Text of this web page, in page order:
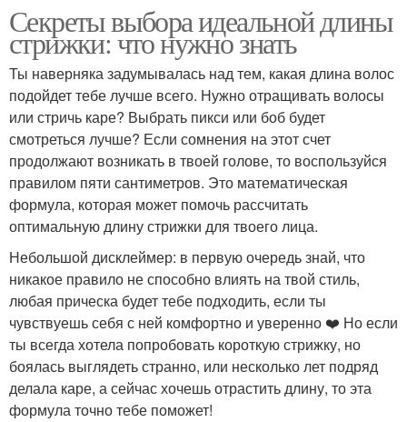
Секреты выбора идеальной длины
стрижки: что нужно знать
Ты наверняка задумывалась над тем, какая длина волос
подойдет тебе лучше всего. Нужно отращивать волосы
или стричь каре? Выбрать пикси или боб будет
смотреться лучше? Если сомнения на этот счет
продолжают возникать в твоей голове, то воспользуйся
правилом пяти сантиметров. Это математическая
формула, которая может помочь рассчитать
оптимальную длину стрижки для твоего лица.
Небольшой дисклеймер: в первую очередь знай, что
никакое правило не способно влиять на твой стиль,
любая прическа будет тебе подходить, если ты
чувствуешь себя с ней комфортно и уверенно ❤️‍ Но если
ты всегда хотела попробовать короткую стрижку, но
боялась выглядеть странно, или несколько лет подряд
делала каре, а сейчас хочешь отрастить длину, то эта
формула точно тебе поможет!